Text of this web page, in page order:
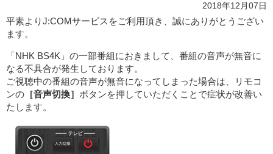
移
動
2018年12月07日
平素よりJ:COMサービスをご利用頂き、誠にありがとうござい
ます。
「NHK BS4K」の一部番組におきまして、番組の音声が無音に
なる不具合が発生しております。
ご視聴中の番組の音声が無音になってしまった場合は、リモコ
ンの ［音声切換］ ボタンを押していただくことで症状が改善い
たします。